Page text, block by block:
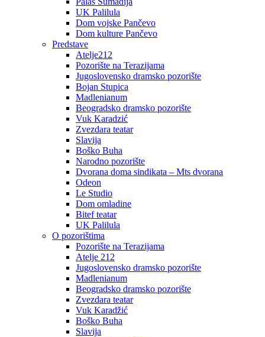
UK Palilula
Dom vojske Pančevo
Dom kulture Pančevo
Predstave
Atelje212
Pozorište na Terazijama
Jugoslovensko dramsko pozorište
Bojan Stupica
Madlenianum
Beogradsko dramsko pozorište
Vuk Karadzić
Zvezdara teatar
Slavija
Boško Buha
Narodno pozorište
Dvorana doma sindikata – Mts dvorana
Odeon
Le Studio
Dom omladine
Bitef teatar
UK Palilula
O pozorištima
Pozorište na Terazijama
Atelje 212
Jugoslovensko dramsko pozorište
Madlenianum
Beogradsko dramsko pozorište
Zvezdara teatar
Vuk Karadžić
Boško Buha
Slavija